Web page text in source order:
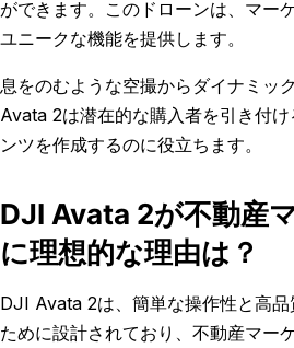
ができます。このドローンは、マー
ユニークな機能を提供します。
息をのむような空撮からダイナミッ
Avata 2は潜在的な購入者を引き付
ンツを作成するのに役立ちます。
DJI Avata 2が不動産
に理想的な理由は？
DJI Avata 2は、簡単な操作性と高
ために設計されており、不動産マー